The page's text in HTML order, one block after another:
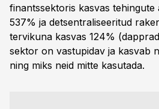
finantssektoris kasvas tehingute
537% ja detsentraliseeritud
tervikuna kasvas 124%
sektor on vastupidav ja kasvab
ning miks neid mitte kasutada.